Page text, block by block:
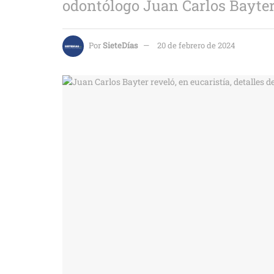
odontólogo Juan Carlos
PorSieteDías 20 de febrero de 2024